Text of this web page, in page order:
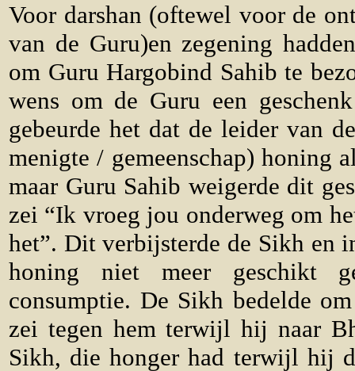
Voor darshan (oftewel voor de
van de Guru)en zegening
om Guru Hargobind Sahib te
wens om de Guru een
gebeurde het dat de leider van
menigte / gemeenschap) honing
maar Guru Sahib weigerde dit
zei “Ik vroeg jou onderweg om
het”. Dit verbijsterde de Sikh en
honing niet meer geschikt
consumptie. De Sikh bedelde
zei tegen hem terwijl hij naar
Sikh, die honger had terwijl hij